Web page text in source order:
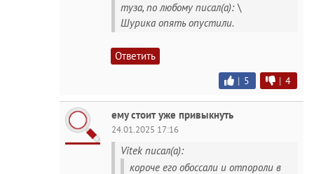
туза, по любому писал(а): \
Шурика опять опустили.
Ответить
| 5 | 4
ему стоит уже привыкнуть
24.01.2025 17:16
Vitek писал(а):
короче его обоссали и отпороли в